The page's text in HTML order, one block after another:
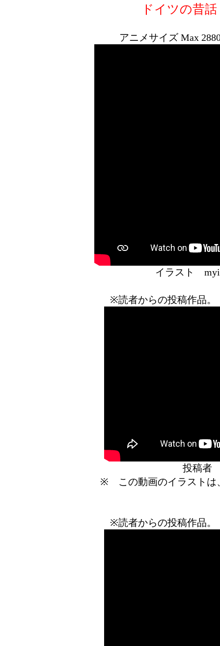
ドイツの昔話
アニメサイズ Max
イラスト
※読者からの投稿作品
投稿
※ この動画のイラストは
※読者からの投稿作品